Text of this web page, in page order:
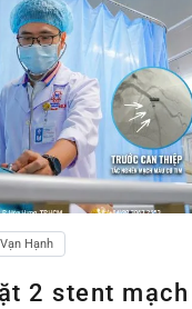
Hạnh
2 stent mạch